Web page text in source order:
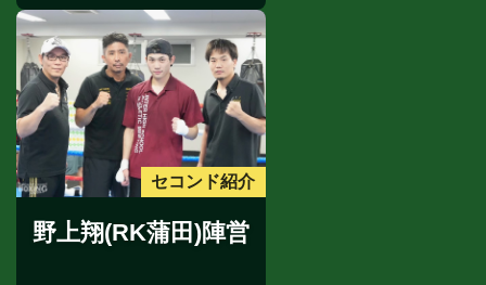
セコンド紹介
野上翔(RK蒲田)陣営